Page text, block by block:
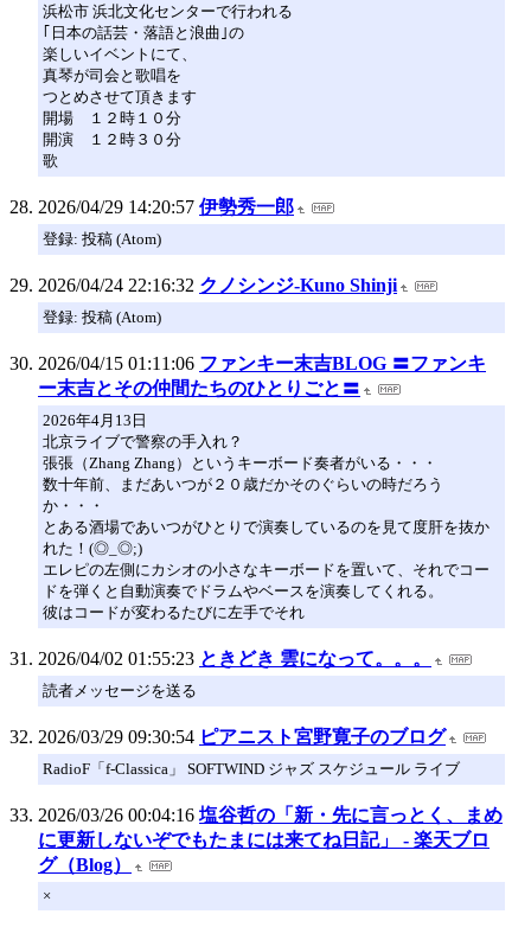
浜松市 浜北文化センターで行われる
｢日本の話芸・落語と浪曲｣の
楽しいイベントにて、
真琴が司会と歌唱を
つとめさせて頂きます
開場 １２時１０分
開演 １２時３０分
歌
2026/04/29 14:20:57 伊勢秀一郎
登録: 投稿 (Atom)
2026/04/24 22:16:32 クノシンジ-Kuno Shinji
登録: 投稿 (Atom)
2026/04/15 01:11:06 ファンキー末吉BLOG 〓ファンキ
ー末吉とその仲間たちのひとりごと〓
2026年4月13日
北京ライブで警察の手入れ？
張張（Zhang Zhang）というキーボード奏者がいる・・・
数十年前、まだあいつが２０歳だかそのぐらいの時だろう
か・・・
とある酒場であいつがひとりで演奏しているのを見て度肝を抜か
れた！(◎_◎;)
エレピの左側にカシオの小さなキーボードを置いて、それでコー
ドを弾くと自動演奏でドラムやベースを演奏してくれる。
彼はコードが変わるたびに左手でそれ
2026/04/02 01:55:23 ときどき 雲になって。。。
読者メッセージを送る
2026/03/29 09:30:54 ピアニスト宮野寛子のブログ
RadioF「f-Classica」 SOFTWIND ジャズ スケジュール ライブ
2026/03/26 00:04:16 塩谷哲の「新・先に言っとく、まめ
に更新しないぞでもたまには来てね日記」 - 楽天ブロ
グ（Blog）
×